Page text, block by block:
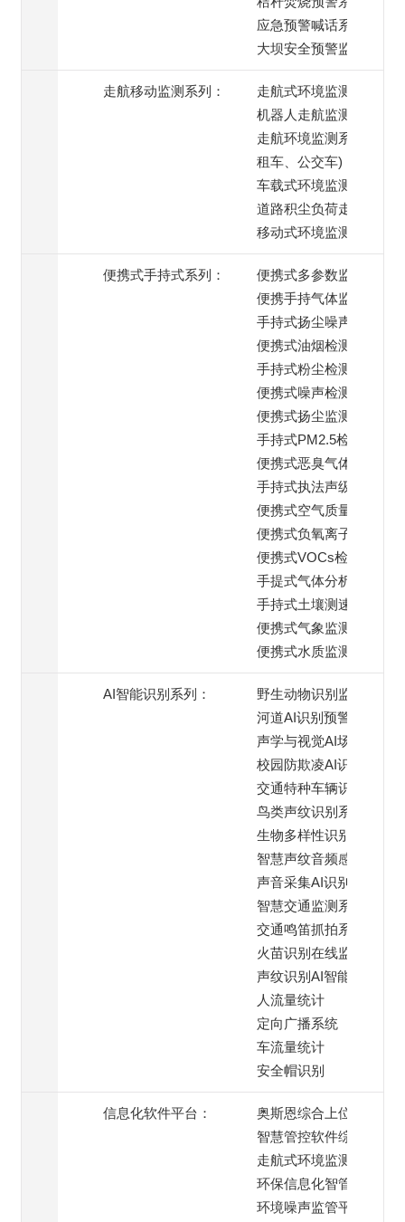
应急预警喊话系统
大坝安全预警监测
走航移动监测系列：
走航式环境监测系统
机器人走航监测系统
走航环境监测系统(出
租车、公交车)
车载式环境监测系统
道路积尘负荷走航监测
移动式环境监测系统
便携式手持式系列：
便携式多参数监测仪
便携手持气体监测仪
手持式扬尘噪声监测仪
便携式油烟检测仪
手持式粉尘检测仪
便携式噪声检测仪
便携式扬尘监测仪
手持式PM2.5检测仪
便携式恶臭气体检测仪
手持式执法声级计
便携式空气质量监测仪
便携式负氧离子检测仪
便携式VOCs检测仪
手提式气体分析仪
手持式土壤测速仪
便携式气象监测仪
便携式水质监测仪
AI智能识别系列：
野生动物识别监测
河道AI识别预警
声学与视觉AI场景
校园防欺凌AI识别系统
交通特种车辆识别预警
鸟类声纹识别系统
生物多样性识别系统
智慧声纹音频感知终端
声音采集AI识别系统
智慧交通监测系统
交通鸣笛抓拍系统
火苗识别在线监测
声纹识别AI智能模块
人流量统计
定向广播系统
车流量统计
安全帽识别
信息化软件平台：
奥斯恩综合上位机
智慧管控软件综合平台
走航式环境监测平台
环保信息化智管平台
环境噪声监管平台